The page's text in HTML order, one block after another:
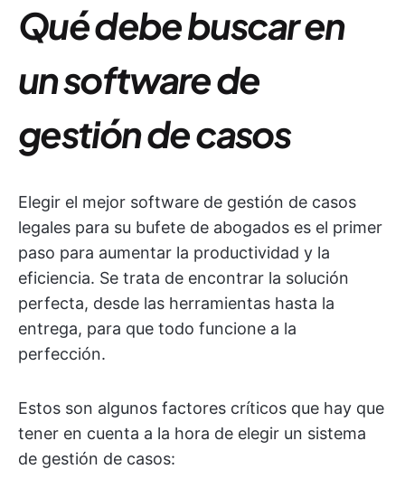
Qué debe buscar en
un software de
gestión de casos
Elegir el mejor software de gestión de casos
legales para su bufete de abogados es el primer
paso para aumentar la productividad y la
eficiencia. Se trata de encontrar la solución
perfecta, desde las herramientas hasta la
entrega, para que todo funcione a la
perfección.
Estos son algunos factores críticos que hay que
tener en cuenta a la hora de elegir un sistema
de gestión de casos: